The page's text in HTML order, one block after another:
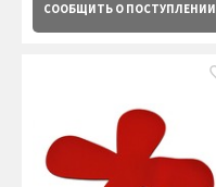
СООБЩИТЬ О ПОСТУПЛЕНИИ